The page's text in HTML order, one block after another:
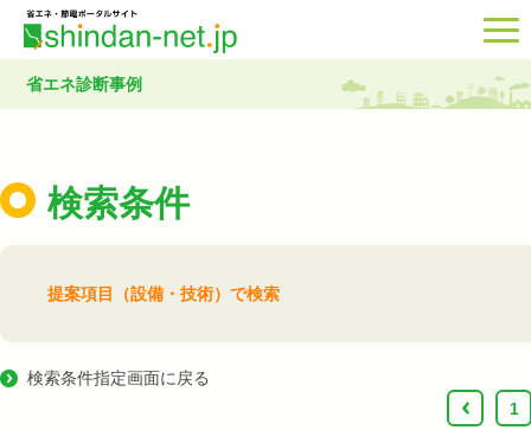
省エネ診断事例
検索条件
提案項目（設備・技術）で検索
検索条件指定画面に戻る
‹
1